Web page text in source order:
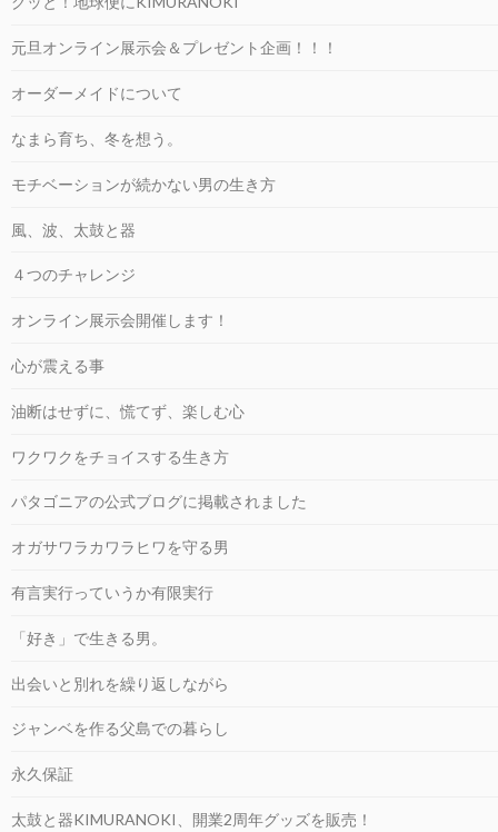
元旦オンライン展示会＆プレゼント企画！！！
オーダーメイドについて
なまら育ち、冬を想う。
モチベーションが続かない男の生き方
風、波、太鼓と器
４つのチャレンジ
オンライン展示会開催します！
心が震える事
油断はせずに、慌てず、楽しむ心
ワクワクをチョイスする生き方
パタゴニアの公式ブログに掲載されました
オガサワラカワラヒワを守る男
有言実行っていうか有限実行
「好き」で生きる男。
出会いと別れを繰り返しながら
ジャンベを作る父島での暮らし
永久保証
太鼓と器KIMURANOKI、開業2周年グッズを販売！